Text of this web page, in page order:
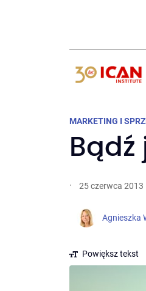
MARKETING I
Bądź
· 25 czerwca 2013
Agnieszka
Powiększ tekst